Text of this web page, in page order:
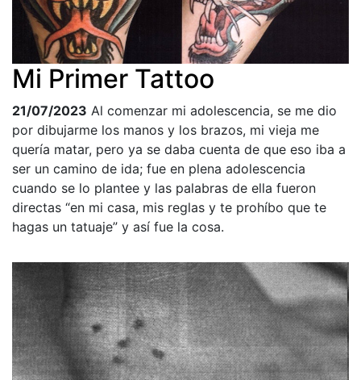
Mi Primer Tattoo
21/07/2023 Al comenzar mi adolescencia, se me dio
por dibujarme los manos y los brazos, mi vieja me
quería matar, pero ya se daba cuenta de que eso iba a
ser un camino de ida; fue en plena adolescencia
cuando se lo plantee y las palabras de ella fueron
directas “en mi casa, mis reglas y te prohíbo que te
hagas un tatuaje” y así fue la cosa.